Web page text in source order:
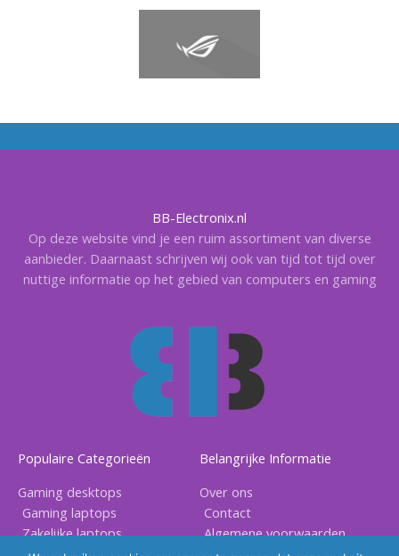
BB-Electronix.nl
Op deze website vind je een ruim assortiment van diverse
aanbieder. Daarnaast schrijven wij ook van tijd tot tijd over
nuttige informatie op het gebied van computers en gaming
Populaire Categorieën
Gaming desktops
Gaming laptops
Zakelijke laptops
Belangrijke Informatie
Over ons
Contact
Algemene voorwaarden